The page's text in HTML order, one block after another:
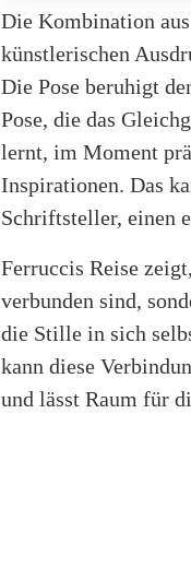
Die Kombination
künstlerischen
Die Pose beruhigt
Pose, die das
lernt, im Moment
Inspirationen. Das
Schriftsteller, einen
Ferruccis Reise
verbunden sind,
die Stille in sich
kann diese
und lässt Raum für